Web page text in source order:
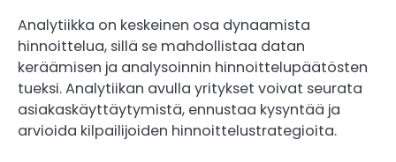
Analytiikka on keskeinen osa dynaamista
hinnoittelua, sillä se mahdollistaa datan
keräämisen ja analysoinnin hinnoittelupäätösten
tueksi. Analytiikan avulla yritykset voivat seurata
asiakaskäyttäytymistä, ennustaa kysyntää ja
arvioida kilpailijoiden hinnoittelustrategioita.